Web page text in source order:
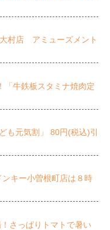
村店 アミューズメント
「牛鉄板スタミナ焼肉定
も元気割」 80円(税込)引
キー小曽根町店は８時
さっぱりトマトで暑い